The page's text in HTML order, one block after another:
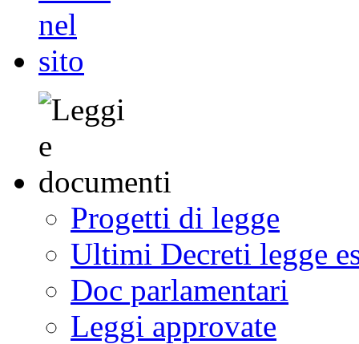
Progetti di legge
Ultimi Decreti legge
Doc parlamentari
Leggi approvate